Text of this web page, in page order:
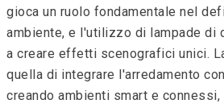
gioca un ruolo fondamentale nel
ambiente, e l'utilizzo di lampade di
a creare effetti scenografici unici.
quella di integrare l'arredamento
creando ambienti smart e